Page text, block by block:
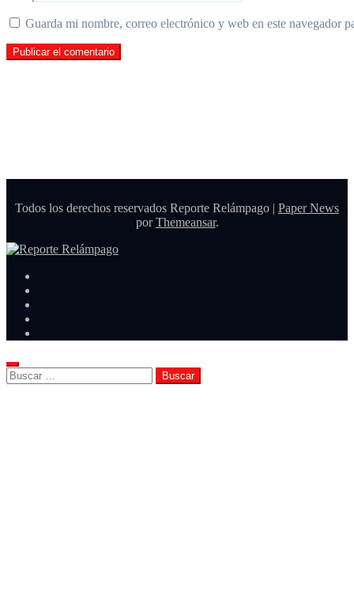
Guarda mi nombre, correo electrónico y web en este navegador
Todos los derechos reservados Reporte Relámpago | Paper News
porThemeansar.
Buscar: